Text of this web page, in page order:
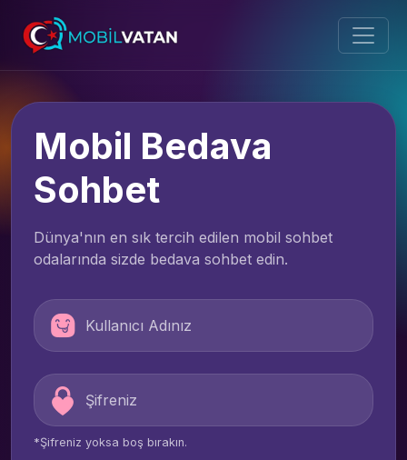
Mobil Bedava
Sohbet
Dünya'nın en sık tercih edilen mobil sohbet
odalarında sizde bedava sohbet edin.
*Şifreniz yoksa boş bırakın.